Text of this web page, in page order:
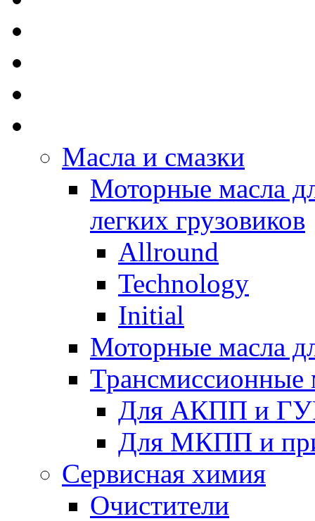
Масла и смазки
Моторные масла
легких грузовиков
Allround
Technology
Initial
Моторные масла
Трансмиссионные
Для АКПП и
Для МКПП и
Сервисная химия
Очистители